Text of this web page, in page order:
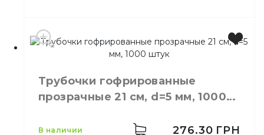
Количество в
упаковке
1000, шт.
напитков
Трубочки гофрированные
прозрачные 21 см, d=5 мм, 1000
в наличии 276.30 ГРН